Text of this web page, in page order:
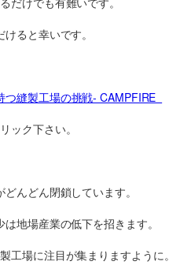
ると幸いです。
つ縫製工場の挑戦- CAMPFIRE
ック下さい。
んどん閉鎖しています。
地場産業の低下を招きます。
工場に注目が集まりますように。